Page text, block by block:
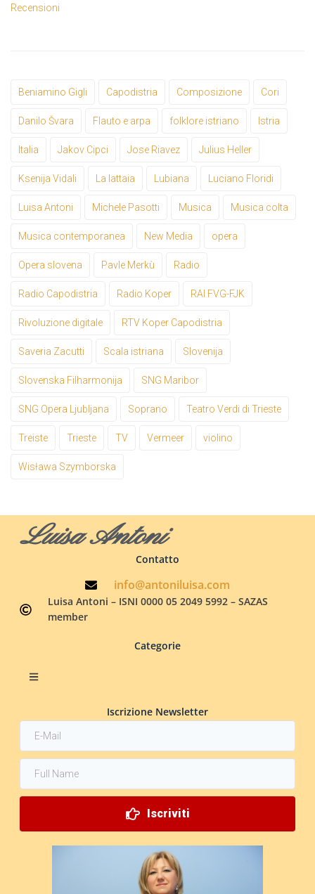
Recensioni
Beniamino Gigli Capodistria Composizione Cori
Danilo Švara Flauto e arpa folklore istriano Istria
Italia Jakov Cipci Jose Riavez Julius Heller
Ksenija Vidali La lattaia Lubiana Luciano Floridi
Luisa Antoni Michele Pasotti Musica Musica colta
Musica contemporanea New Media opera
Opera slovena Pavle Merkù Radio
Radio Capodistria Radio Koper RAI FVG-FJK
Rivoluzione digitale RTV Koper Capodistria
Saveria Zacutti Scala istriana Slovenija
Slovenska Filharmonija SNG Maribor
SNG Opera Ljubljana Soprano Teatro Verdi di Trieste
Treiste Trieste TV Vermeer violino
Wisława Szymborska
Luisa Antoni
Contatto
info@antoniluisa.com
Luisa Antoni – ISNI 0000 05 2049 5992 – SAZAS
member
Categorie
Iscrizione Newsletter
Iscriviti